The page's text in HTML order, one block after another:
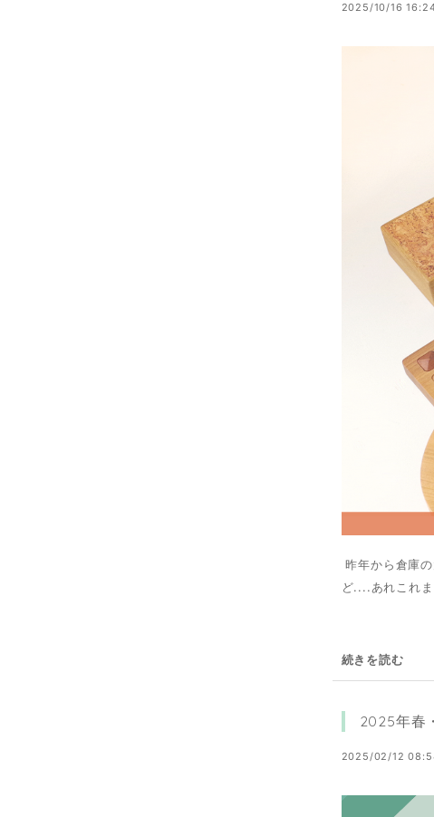
2025/10/16
昨年から倉庫
ど....あれこれ
続きを読む
2025年春
2025/02/12